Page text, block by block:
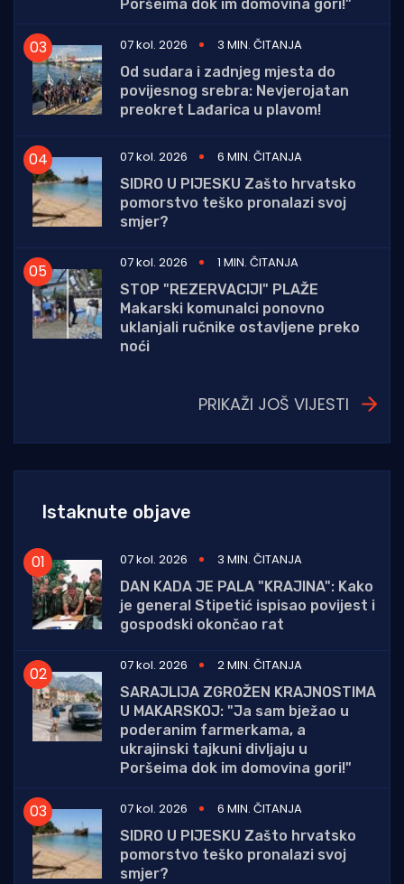
Poršeima dok im domovina gori!"
07 kol. 2026
3 MIN. ČITANJA
Od sudara i zadnjeg mjesta do
povijesnog srebra: Nevjerojatan
preokret Lađarica u plavom!
07 kol. 2026
6 MIN. ČITANJA
SIDRO U PIJESKU Zašto hrvatsko
pomorstvo teško pronalazi svoj
smjer?
07 kol. 2026
1 MIN. ČITANJA
STOP "REZERVACIJI" PLAŽE
Makarski komunalci ponovno
uklanjali ručnike ostavljene preko
noći
PRIKAŽI JOŠ VIJESTI
Istaknute objave
07 kol. 2026
3 MIN. ČITANJA
DAN KADA JE PALA "KRAJINA": Kako
je general Stipetić ispisao povijest i
gospodski okončao rat
07 kol. 2026
2 MIN. ČITANJA
SARAJLIJA ZGROŽEN KRAJNOSTIMA
U MAKARSKOJ: "Ja sam bježao u
poderanim farmerkama, a
ukrajinski tajkuni divljaju u
Poršeima dok im domovina gori!"
07 kol. 2026
6 MIN. ČITANJA
SIDRO U PIJESKU Zašto hrvatsko
pomorstvo teško pronalazi svoj
smjer?